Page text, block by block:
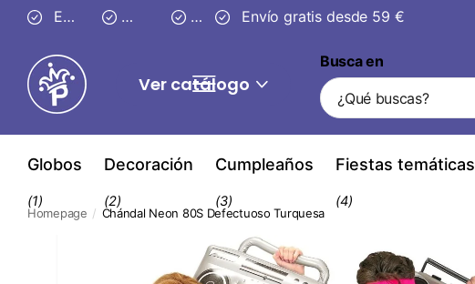
Entrega segura en 3–4 días
Envío gratis desde 59 €
30 díasde devolución
30 díasde devolución
Ver catálogo
Busca en
Globos
(1)
Decoración
(2)
Cumpleaños
(3)
Fiestas temáticas
(4)
Homepage Chándal Neon 80S Defectuoso Turquesa